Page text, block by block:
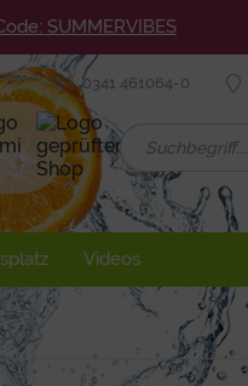
SUMMERVIBES
0341 461064-0
Videos